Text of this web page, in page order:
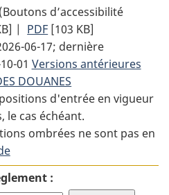
Texte
(Boutons d’accessibilité
| PDF Texte
complet
:
Décret
de
remise
visant
bateaux-
citernes
[103 KB]
06-17; dernière
01 Versions antérieures
DOUANES
d'entrée en vigueur
le cas échéant.
ombrées ne sont pas en
: